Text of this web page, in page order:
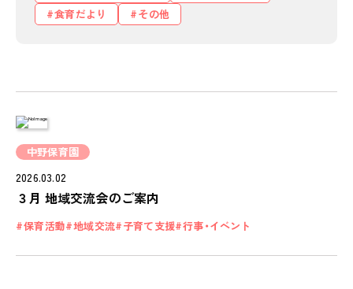
保育の特徴
食のこと
ALL LOCATIONS
PINOKIO'S HOUSE
食育だより
その他
中野保育園
2026.03.02
３月 地域交流会のご案内
保育活動 地域交流 子育て支援 行事・イベント